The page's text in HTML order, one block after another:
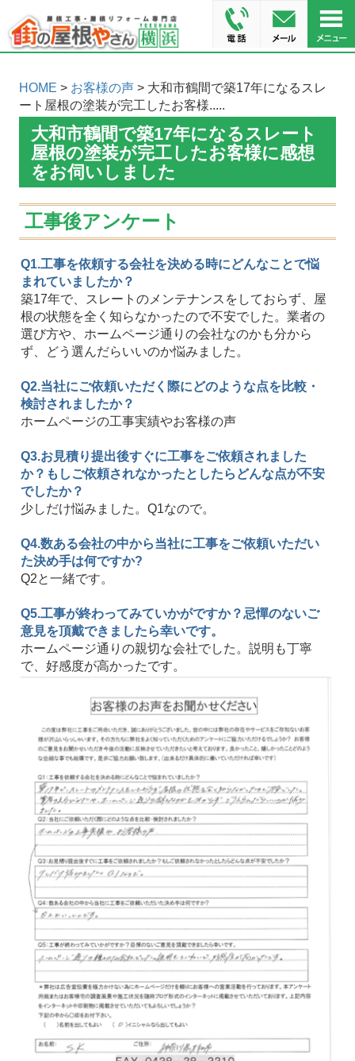
HOME > お客様の声> 大和市鶴間で築17年になるスレ
ート屋根の塗装が完工したお客様.....
大和市鶴間で築17年になるスレート
屋根の塗装が完工したお客様に感想
をお伺いしました
工事後アンケート
Q1.工事を依頼する会社を決める時にどんなことで悩
まれていましたか？
築17年で、スレートのメンテナンスをしておらず、屋
根の状態を全く知らなかったので不安でした。業者の
選び方や、ホームページ通りの会社なのかも分から
ず、どう選んだらいいのか悩みました。
Q2.当社にご依頼いただく際にどのような点を比較・
検討されましたか？
ホームページの工事実績やお客様の声
Q3.お見積り提出後すぐに工事をご依頼されました
か？もしご依頼されなかったとしたらどんな点が不安
でしたか？
少しだけ悩みました。Q1なので。
Q4.数ある会社の中から当社に工事をご依頼いただい
た決め手は何ですか?
Q2と一緒です。
Q5.工事が終わってみていかがですか？忌憚のないご
意見を頂戴できましたら幸いです。
ホームページ通りの親切な会社でした。説明も丁寧
で、好感度が高かったです。